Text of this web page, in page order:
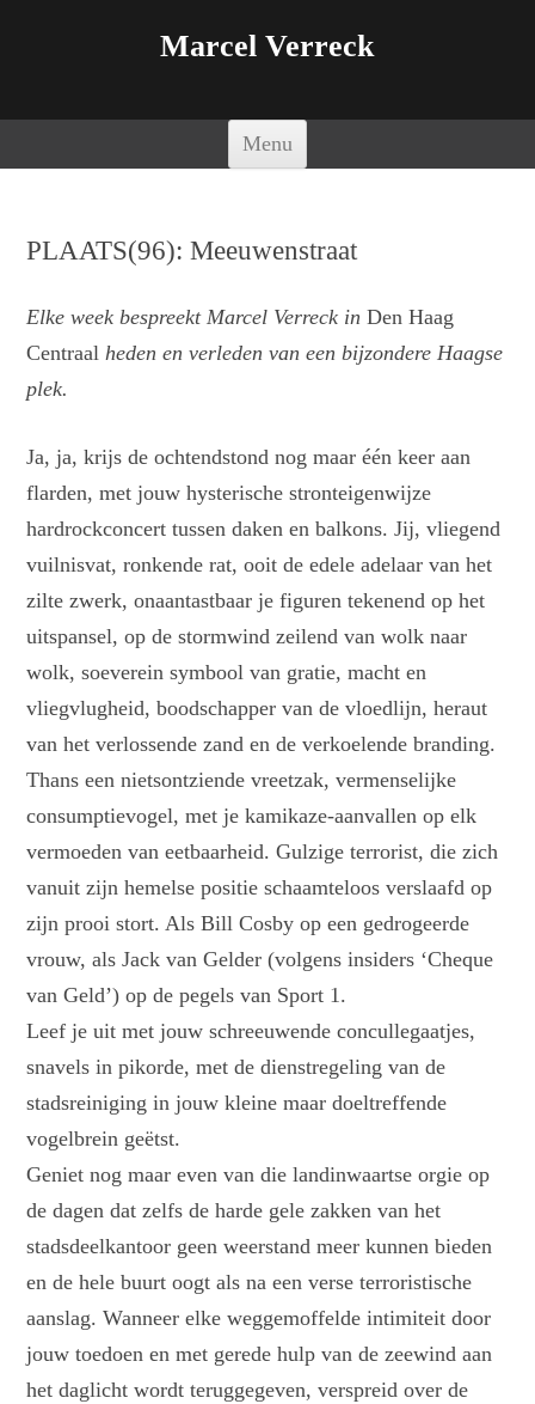
Marcel Verreck
Menu
PLAATS(96): Meeuwenstraat
Elke week bespreekt Marcel Verreck in Den Haag
Centraal heden en verleden van een bijzondere Haagse
plek.
Ja, ja, krijs de ochtendstond nog maar één keer aan
flarden, met jouw hysterische stronteigenwijze
hardrockconcert tussen daken en balkons. Jij, vliegend
vuilnisvat, ronkende rat, ooit de edele adelaar van het
zilte zwerk, onaantastbaar je figuren tekenend op het
uitspansel, op de stormwind zeilend van wolk naar
wolk, soeverein symbool van gratie, macht en
vliegvlugheid, boodschapper van de vloedlijn, heraut
van het verlossende zand en de verkoelende branding.
Thans een nietsontziende vreetzak, vermenselijke
consumptievogel, met je kamikaze-aanvallen op elk
vermoeden van eetbaarheid. Gulzige terrorist, die zich
vanuit zijn hemelse positie schaamteloos verslaafd op
zijn prooi stort. Als Bill Cosby op een gedrogeerde
vrouw, als Jack van Gelder (volgens insiders ‘Cheque
van Geld’) op de pegels van Sport 1.
Leef je uit met jouw schreeuwende concullegaatjes,
snavels in pikorde, met de dienstregeling van de
stadsreiniging in jouw kleine maar doeltreffende
vogelbrein geëtst.
Geniet nog maar even van die landinwaartse orgie op
de dagen dat zelfs de harde gele zakken van het
stadsdeelkantoor geen weerstand meer kunnen bieden
en de hele buurt oogt als na een verse terroristische
aanslag. Wanneer elke weggemoffelde intimiteit door
jouw toedoen en met gerede hulp van de zeewind aan
het daglicht wordt teruggegeven, verspreid over de